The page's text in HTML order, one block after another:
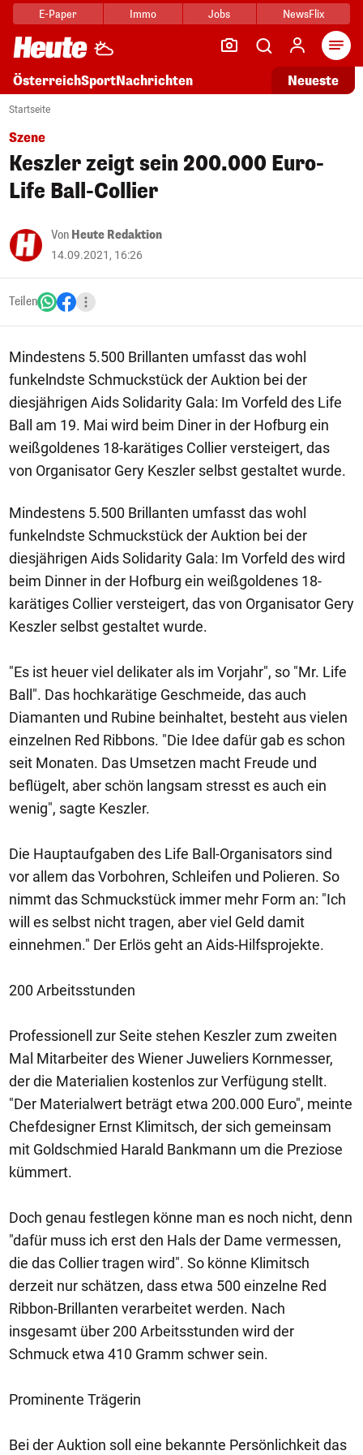
E-Paper Immo Jobs NewsFlix
ÖsterreichSportNachrichten Neueste
Startseite
Szene
Keszler zeigt sein 200.000 Euro-
Life Ball-Collier
Von Heute Redaktion
14.09.2021, 16:26
Teilen
Mindestens 5.500 Brillanten umfasst das wohl
funkelndste Schmuckstück der Auktion bei der
diesjährigen Aids Solidarity Gala: Im Vorfeld des Life
Ball am 19. Mai wird beim Diner in der Hofburg ein
weißgoldenes 18-karätiges Collier versteigert, das
von Organisator Gery Keszler selbst gestaltet wurde.
Mindestens 5.500 Brillanten umfasst das wohl
funkelndste Schmuckstück der Auktion bei der
diesjährigen Aids Solidarity Gala: Im Vorfeld des wird
beim Dinner in der Hofburg ein weißgoldenes 18-
karätiges Collier versteigert, das von Organisator Gery
Keszler selbst gestaltet wurde.
"Es ist heuer viel delikater als im Vorjahr", so "Mr. Life
Ball". Das hochkarätige Geschmeide, das auch
Diamanten und Rubine beinhaltet, besteht aus vielen
einzelnen Red Ribbons. "Die Idee dafür gab es schon
seit Monaten. Das Umsetzen macht Freude und
beflügelt, aber schön langsam stresst es auch ein
wenig", sagte Keszler.
Die Hauptaufgaben des Life Ball-Organisators sind
vor allem das Vorbohren, Schleifen und Polieren. So
nimmt das Schmuckstück immer mehr Form an: "Ich
will es selbst nicht tragen, aber viel Geld damit
einnehmen." Der Erlös geht an Aids-Hilfsprojekte.
200 Arbeitsstunden
Professionell zur Seite stehen Keszler zum zweiten
Mal Mitarbeiter des Wiener Juweliers Kornmesser,
der die Materialien kostenlos zur Verfügung stellt.
"Der Materialwert beträgt etwa 200.000 Euro", meinte
Chefdesigner Ernst Klimitsch, der sich gemeinsam
mit Goldschmied Harald Bankmann um die Preziose
kümmert.
Doch genau festlegen könne man es noch nicht, denn
"dafür muss ich erst den Hals der Dame vermessen,
die das Collier tragen wird". So könne Klimitsch
derzeit nur schätzen, dass etwa 500 einzelne Red
Ribbon-Brillanten verarbeitet werden. Nach
insgesamt über 200 Arbeitsstunden wird der
Schmuck etwa 410 Gramm schwer sein.
Prominente Trägerin
Bei der Auktion soll eine bekannte Persönlichkeit das